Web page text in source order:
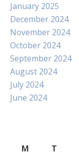
January 2025
December 2024
November 2024
October 2024
September 2024
August 2024
July 2024
June 2024
M
T